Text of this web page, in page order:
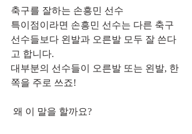
축구를 잘하는 손흥민 선수
특이점이라면 손흥민 선수는 다른 축구
선수들보다 왼발과 오른발 모두 잘 쓴다
고 합니다.
대부분의 선수들이 오른발 또는 왼발, 한
쪽을 주로 쓰죠!
왜 이 말을 할까요?